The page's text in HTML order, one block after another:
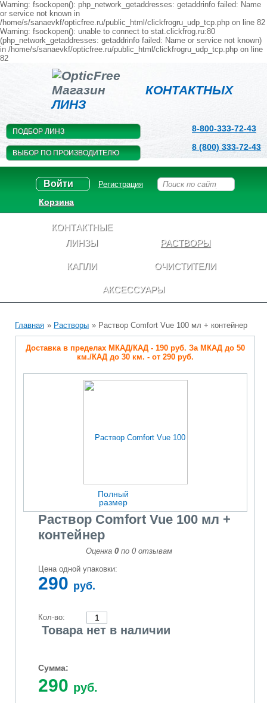
Warning: fsockopen(): php_network_getaddresses: getaddrinfo failed: Name
or service not known in
/home/s/sanaevkf/opticfree.ru/public_html/clickfrogru_udp_tcp.php on line 82
Warning: fsockopen(): unable to connect to stat.clickfrog.ru:80
(php_network_getaddresses: getaddrinfo failed: Name or service not known)
in /home/s/sanaevkf/opticfree.ru/public_html/clickfrogru_udp_tcp.php on line
82
Магазин КОНТАКТНЫХ
ЛИНЗ
ПОДБОР ЛИНЗ
ВЫБОР ПО ПРОИЗВОДИТЕЛЮ
8-800-333-72-43
8 (800) 333-72-43
Войти Регистрация
Корзина
КОНТАКТНЫЕ
ЛИНЗЫ
РАСТВОРЫ
КАПЛИ ОЧИСТИТЕЛИ
АКСЕССУАРЫ
Главная » Растворы » Раствор Comfort Vue 100 мл + контейнер
Доставка в пределах МКАД/КАД - 190 руб. За МКАД до 50
км./КАД до 30 км. - от 290 руб.
Полный
размер
Раствор Comfort Vue 100 мл +
контейнер
Оценка 0 по 0 отзывам
Цена одной упаковки:
290 руб.
Кол-во:
Товара нет в наличии
Сумма:
290 руб.